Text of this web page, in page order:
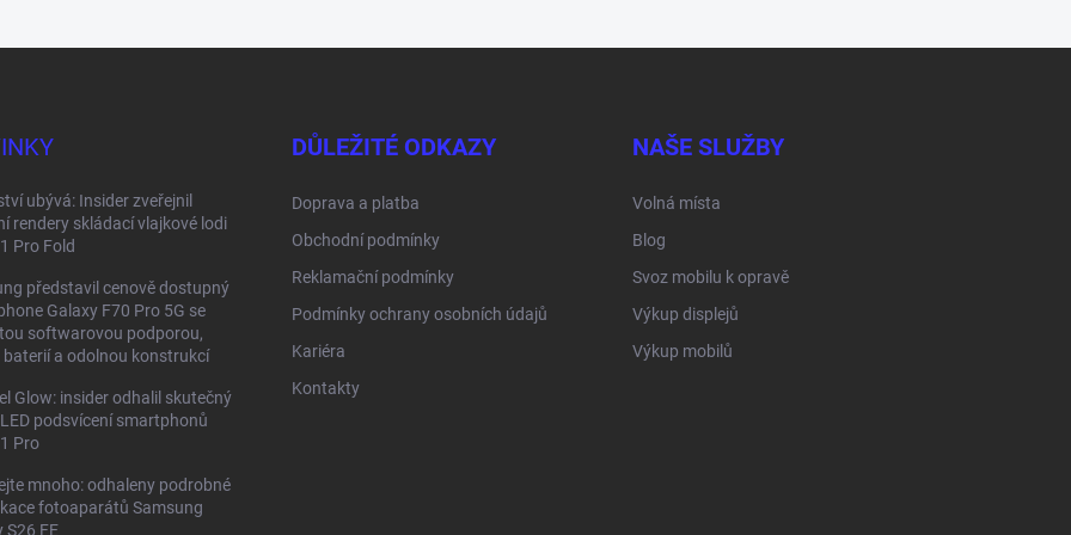
ubývá: Insider zveřejnil
rendery skládací vlajkové lodi
Pro Fold
představil cenově dostupný
Galaxy F70 Pro 5G se
softwarovou podporou,
baterií a odolnou konstrukcí
Glow: insider odhalil skutečný
podsvícení smartphonů
Pro
mnoho: odhaleny podrobné
fotoaparátů Samsung
S26 FE
DŮLEŽITÉ ODKAZY
Doprava a platba
Obchodní podmínky
Reklamační podmínky
Podmínky ochrany osobních údajů
Kariéra
Kontakty
NAŠE SLUŽBY
Volná místa
Blog
Svoz mobilu k opravě
Výkup displejů
Výkup mobilů